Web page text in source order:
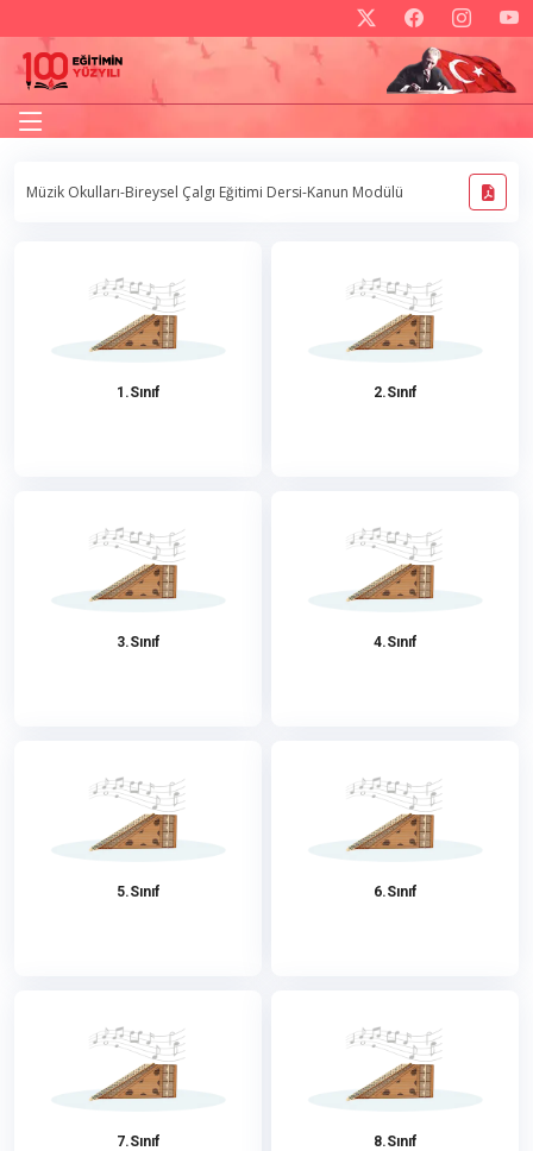
Müzik Okulları-Bireysel Çalgı Eğitimi Dersi-Kanun Modülü
1.Sınıf 2.Sınıf
3.Sınıf 4.Sınıf
5.Sınıf 6.Sınıf
7.Sınıf 8.Sınıf